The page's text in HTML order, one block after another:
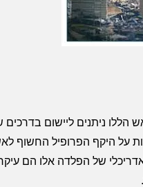
הללו ניתנים ליישום בדרכים
על היקף הפרופיל החשוף
של הפלדה אלו הם